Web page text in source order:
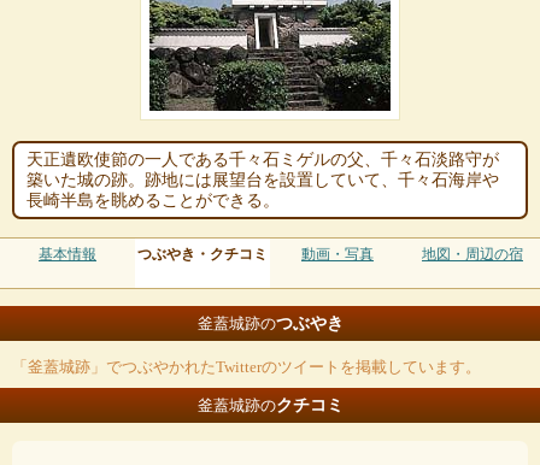
天正遺欧使節の一人である千々石ミゲルの父、千々石淡路守が
築いた城の跡。跡地には展望台を設置していて、千々石海岸や
長崎半島を眺めることができる。
基本情報 つぶやき・クチコミ 動画・写真 地図・周辺の宿
釜蓋城跡のつぶやき
「釜蓋城跡」でつぶやかれたTwitterのツイートを掲載しています。
釜蓋城跡のクチコミ